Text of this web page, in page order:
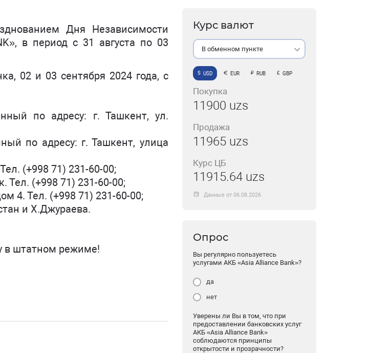
Дня Независимости
в период с 31 августа по 03
02 и 03 сентября 2024 года, с
по адресу: г. Ташкент, ул.
по адресу: г. Ташкент, улица
(+998 71) 231-60-00;
(+998 71) 231-60-00;
4. Тел. (+998 71) 231-60-00;
и Х.Джураева.
в штатном режиме!
Курс валют
В обменном пункте
USD EUR RUB GBP
Покупка
11900 uzs
Продажа
11965 uzs
Курс ЦБ
11915.64 uzs
Данные от 06.08.2026
Опрос
Вы регулярно пользуетесь
услугами АКБ «Asia Alliance Bank»?
да
нет
Уверены ли Вы в том, что при
предоставлении банковских услуг
АКБ «Asia Alliance Bank»
соблюдаются принципы
открытости и прозрачности?